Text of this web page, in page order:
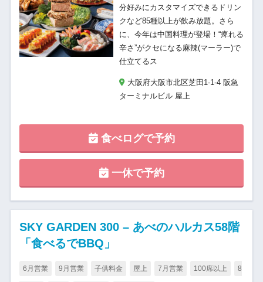
分好みにカスタマイズできるドリン
クなど85種以上が飲み放題。さら
に、今年は中国料理が登場！“痺れる
辛さ”がクセになる麻辣(マーラー)で
仕立てるス
大阪府大阪市北区芝田1-1-4 阪急
ターミナルビル 屋上
食べログで予約
一休で予約
SKY GARDEN 300 – あべのハルカス58階
「食べるでBBQ」
6月営業 9月営業 子供料金 屋上 7月営業 100席以上 8